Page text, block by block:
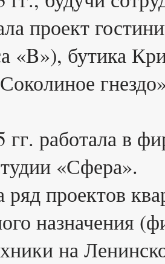
проект
«B»), бутика
работала в
«Сфера».
ряд проектов
назначения
на